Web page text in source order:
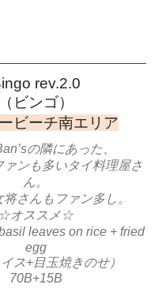
rev.2.0
​（ビンゴ）
ビーチ南エリア
の隣にあった、
ァンも多いタイ料理屋さ
ん。
さんもファン多し。
☆オススメ☆
leaves on rice + fried
egg
イス+目玉焼きのせ）
70B+15B